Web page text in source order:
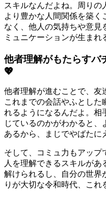
スキルなんだよね。周りの
より豊かな人間関係を築く
なく、他人の気持ちや意見
ミュニケーションが生まれ
他者理解がもたらすバ
💖
他者理解が進むことで、友
これまでの会話やふとした
れるようになるんだよ。相
じているのかがわかると
あるから、まじでやばたに
そして、コミュ力もアップ
人を理解できるスキルがあ
解けられるし、自分の世界
りが大切な令和時代、これ